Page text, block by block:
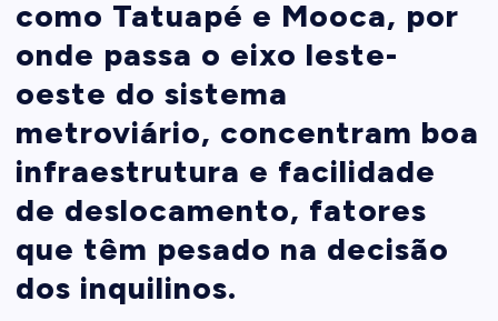
como Tatuapé e Mooca, por
onde passa o eixo leste-
oeste do sistema
metroviário, concentram boa
infraestrutura e facilidade
de deslocamento, fatores
que têm pesado na decisão
dos inquilinos.